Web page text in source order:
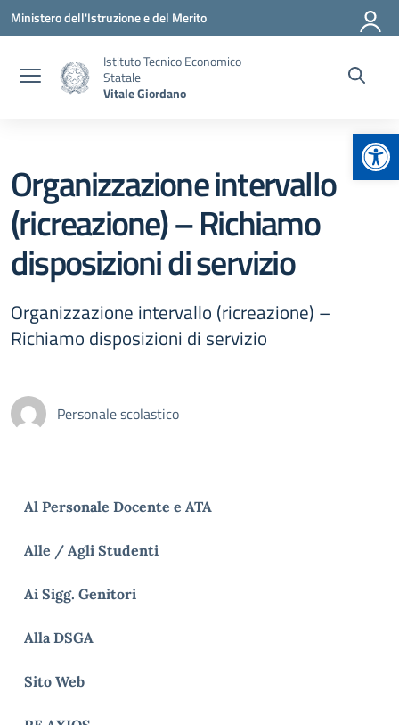
Vai ai contenuti
Vai al menu di navigazione
Vai al footer
Ministero dell'Istruzione e del Merito
Istituto Tecnico Economico
Statale
Vitale Giordano
Organizzazione intervallo
(ricreazione) – Richiamo
disposizioni di servizio
Organizzazione intervallo (ricreazione) –
Richiamo disposizioni di servizio
Personale scolastico
Al Personale Docente e ATA
Alle / Agli Studenti
Ai Sigg. Genitori
Alla DSGA
Sito Web